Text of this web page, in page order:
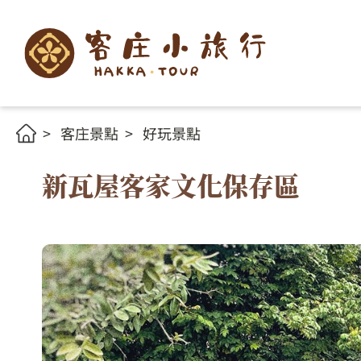
客庄景點 好玩景點
新瓦屋客家文化保存區